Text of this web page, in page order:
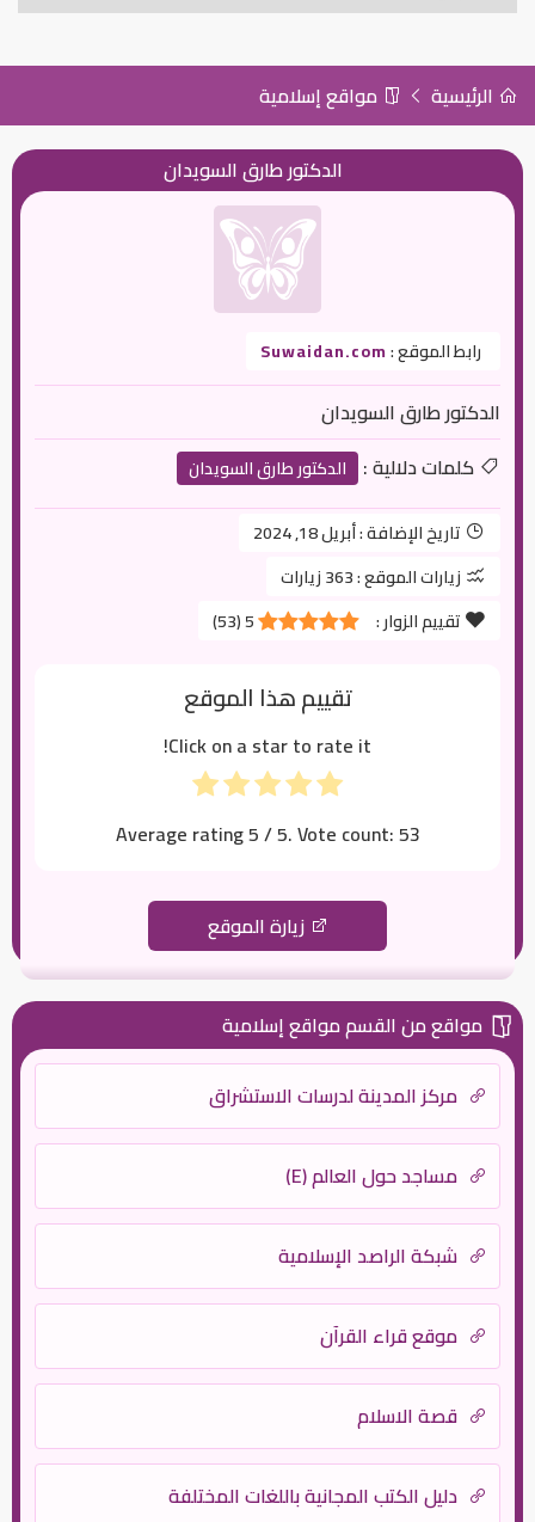
الرئيسية مواقع إسلامية
الدكتور طارق السويدان
رابط الموقع :Suwaidan.com
الدكتور طارق السويدان
كلمات دلالية :
الدكتور طارق السويدان
تاريخ الإضافة :أبريل 18, 2024
زيارات الموقع :363 زيارات
تقييم الزوار :
5
(
53
)
تقييم هذا الموقع
Click on a star to rate it!
Average rating5/ 5. Vote count:53
زيارة الموقع
مواقع من القسم مواقع إسلامية
مركز المدينة لدرسات الاستشراق
مساجد حول العالم (E)
شبكة الراصد الإسلامية
موقع قراء القرآن
قصة الاسلام
دليل الكتب المجانية باللغات المختلفة